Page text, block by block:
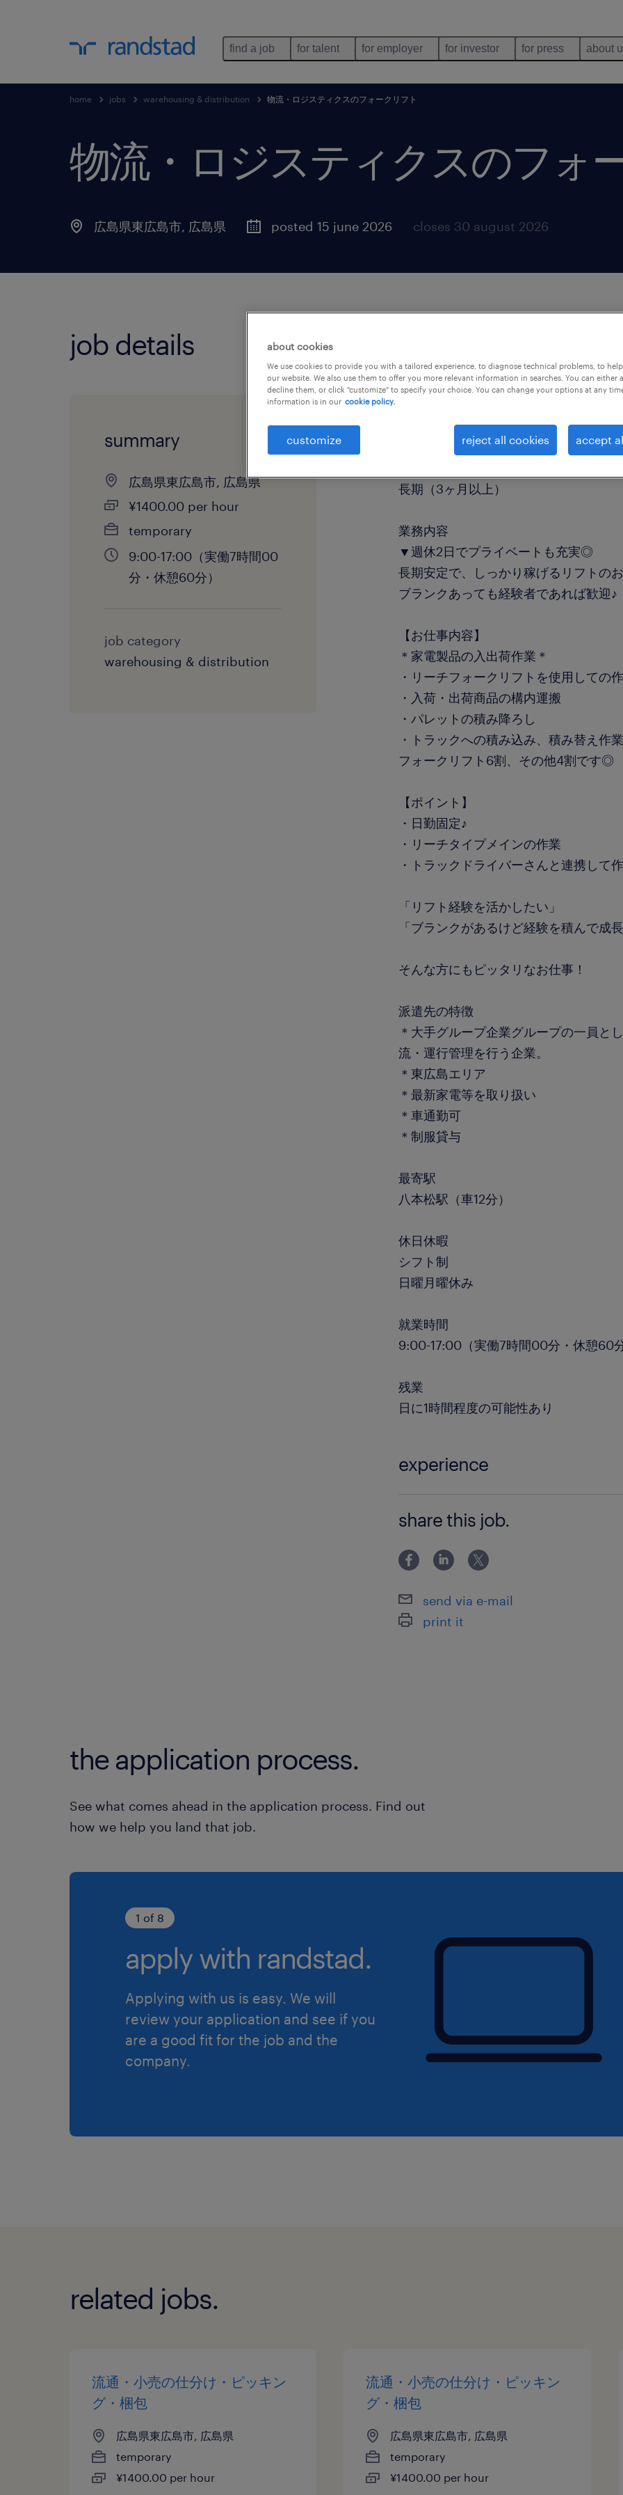
find a job for talent for employer for investor for press about
home jobs warehousing & distribution 物流・ロジスティクスのフォークリフト
物流・ロジスティクスのフォ
広島県東広島市, 広島県 posted 15 june 2026 closes 30 august 2026
job details
summary
広島県東広島市, 広島県
¥1400.00 per hour
temporary
9:00-17:00（実働7時間00
分・休憩60分）
job category
warehousing & distribution
フォークリフト
長期（3ヶ月以上）
業務内容
▼週休2日でプライベートも充実◎
長期安定で、しっかり稼げるリフトの
ブランクあっても経験者であれば歓迎♪
【お仕事内容】
＊家電製品の入出荷作業＊
・リーチフォークリフトを使用しての
・入荷・出荷商品の構内運搬
・パレットの積み降ろし
・トラックへの積み込み、積み替え作業
フォークリフト6割、その他4割です◎
【ポイント】
・日勤固定♪
・リーチタイプメインの作業
・トラックドライバーさんと連携して
「リフト経験を活かしたい」
「ブランクがあるけど経験を積んで成長
そんな方にもピッタリなお仕事！
派遣先の特徴
＊大手グループ企業グループの一員と
流・運行管理を行う企業。
＊東広島エリア
＊最新家電等を取り扱い
＊車通勤可
＊制服貸与
最寄駅
八本松駅（車12分）
休日休暇
シフト制
日曜月曜休み
就業時間
9:00-17:00（実働7時間00分・休憩60分
残業
日に1時間程度の可能性あり
experience
で ご来社不要！お電話で完了！ ★ご応
ールもしくは050から始まる番号より
share this job.
send via e-mail
print it
the application process.
See what comes ahead in the application process. Find out
how we help you land that job.
1 of 8
apply with randstad.
Applying with us is easy. We will
review your application and see if you
are a good fit for the job and the
company.
related jobs.
流通・小売の仕分け・ピッキン
グ・梱包
広島県東広島市, 広島県
temporary
¥1400.00 per hour
流通・小売の仕分け・ピッキン
グ・梱包
広島県東広島市, 広島県
temporary
¥1400.00 per hour
about cookies
We use cookies to provide you with a tailored experience, to diagnose technical problems, to
our website. We also use them to offer you more relevant information in searches. You can either
decline them, or click "customize" to specify your choice. You can change your options at any
information is in our cookie policy.
customize reject all cookies accept